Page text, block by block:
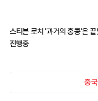
스티븐 로치 '과거의 홍콩'은
진행중
중